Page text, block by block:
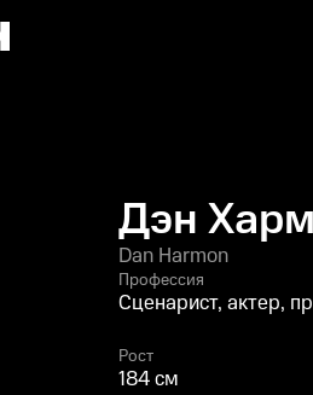
Дэн
Dan Harmon
Профессия
Сценарист, актер,
Рост
184 см